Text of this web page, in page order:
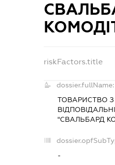
riskFactors.title
dossier.fullName:
ТОВАРИСТВО
"СВАЛЬБАРД
-